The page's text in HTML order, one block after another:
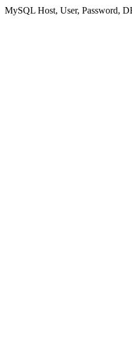
MySQL Host, User, Password,